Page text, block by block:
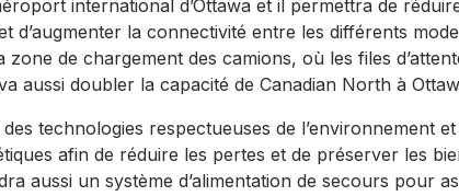
international d’Ottawa et il permettra de
d’augmenter la connectivité entre les différents
de chargement des camions, où les files
aussi doubler la capacité de Canadian North à
technologies respectueuses de l’environnement
afin de réduire les pertes et de préserver les
aussi un système d’alimentation de secours pour